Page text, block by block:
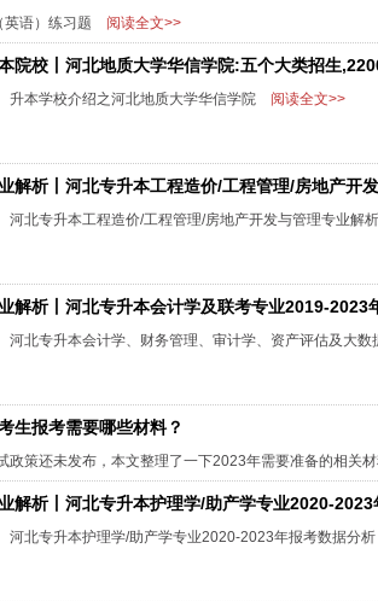
语）练习题 阅读全文>>
院校丨河北地质大学华信学院:五个大类招生
升本学校介绍之河北地质大学华信学院 阅读全文>>
解析丨河北专升本工程造价/工程管理/房地产开
河北专升本工程造价/工程管理/房地产开发与管理专业解析
解析丨河北专升本会计学及联考专业2019-2023
河北专升本会计学、财务管理、审计学、资产评估及大数
生报考需要哪些材料？
政策还未发布，本文整理了一下2023年需要准备的相关
解析丨河北专升本护理学/助产学专业2020-2023
河北专升本护理学/助产学专业2020-2023年报考数据分析